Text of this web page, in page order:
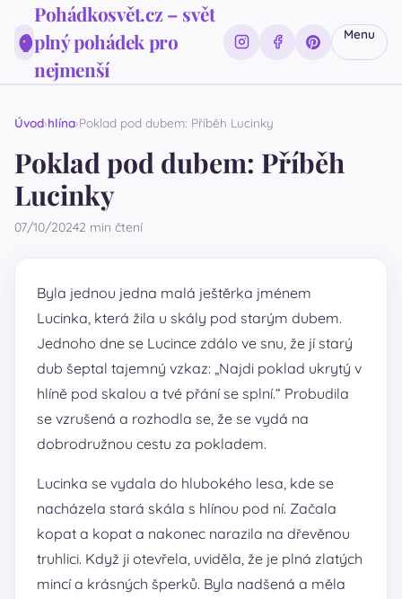
Pohádkosvět.cz – svět
plný pohádek pro
nejmenší
Menu
Úvod hlína Poklad pod dubem: Příběh Lucinky
Poklad pod dubem: Příběh
Lucinky
07/10/20242 min čtení
Byla jednou jedna malá ještěrka jménem
Lucinka, která žila u skály pod starým dubem.
Jednoho dne se Lucince zdálo ve snu, že jí starý
dub šeptal tajemný vzkaz: „Najdi poklad ukrytý v
hlíně pod skalou a tvé přání se splní.“ Probudila
se vzrušená a rozhodla se, že se vydá na
dobrodružnou cestu za pokladem.
Lucinka se vydala do hlubokého lesa, kde se
nacházela stará skála s hlínou pod ní. Začala
kopat a kopat a nakonec narazila na dřevěnou
truhlici. Když ji otevřela, uviděla, že je plná zlatých
mincí a krásných šperků. Byla nadšená a měla